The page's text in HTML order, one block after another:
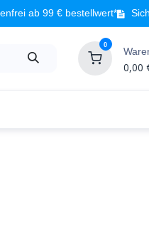
ab 99 € bestellwert*
0
0,00